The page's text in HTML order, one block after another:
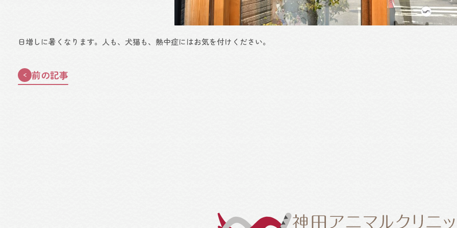
日増しに暑くなります。人も、犬猫も、熱中症にはお気を付けください。
前の記事